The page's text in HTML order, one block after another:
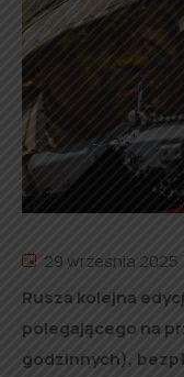
29 września 2025
Rusza kolejna
polegającego na
godzinnych),